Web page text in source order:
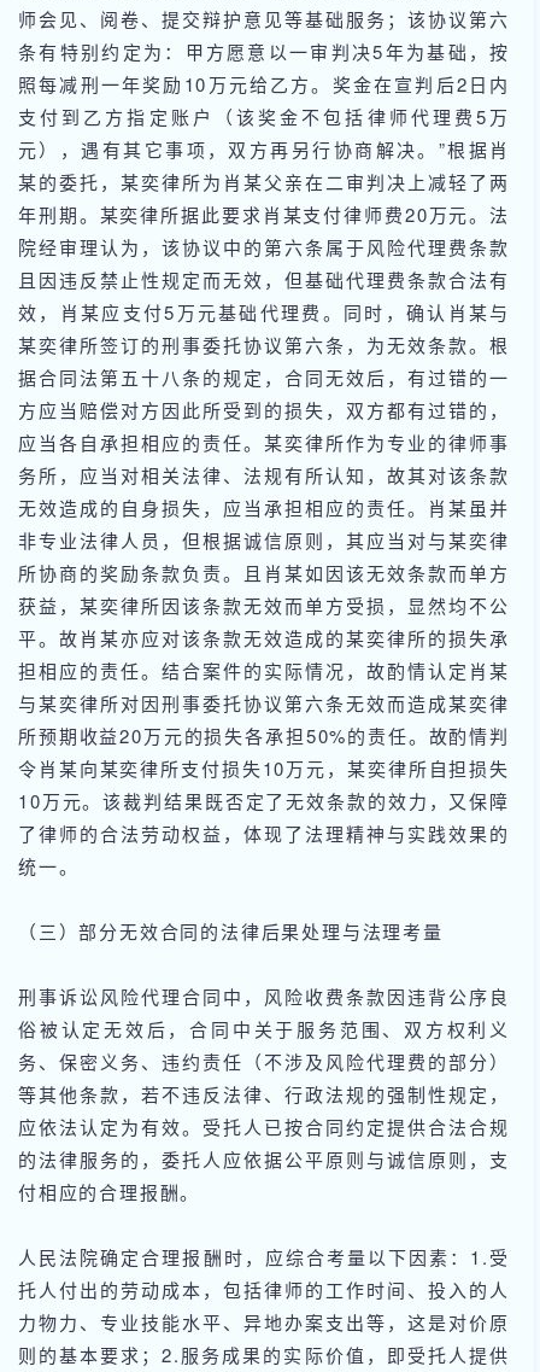
师会见、阅卷、提交辩护意见等基础服务；该协议第六
条有特别约定为：甲方愿意以一审判决5年为基础，按
照每减刑一年奖励10万元给乙方。奖金在宣判后2日内
支付到乙方指定账户（该奖金不包括律师代理费5万
元），遇有其它事项，双方再另行协商解决。”根据肖
某的委托，某奕律所为肖某父亲在二审判决上减轻了两
年刑期。某奕律所据此要求肖某支付律师费20万元。法
院经审理认为，该协议中的第六条属于风险代理费条款
且因违反禁止性规定而无效，但基础代理费条款合法有
效，肖某应支付5万元基础代理费。同时，确认肖某与
某奕律所签订的刑事委托协议第六条，为无效条款。根
据合同法第五十八条的规定，合同无效后，有过错的一
方应当赔偿对方因此所受到的损失，双方都有过错的，
应当各自承担相应的责任。某奕律所作为专业的律师事
务所，应当对相关法律、法规有所认知，故其对该条款
无效造成的自身损失，应当承担相应的责任。肖某虽并
非专业法律人员，但根据诚信原则，其应当对与某奕律
所协商的奖励条款负责。且肖某如因该无效条款而单方
获益，某奕律所因该条款无效而单方受损，显然均不公
平。故肖某亦应对该条款无效造成的某奕律所的损失承
担相应的责任。结合案件的实际情况，故酌情认定肖某
与某奕律所对因刑事委托协议第六条无效而造成某奕律
所预期收益20万元的损失各承担50%的责任。故酌情判
令肖某向某奕律所支付损失10万元，某奕律所自担损失
10万元。该裁判结果既否定了无效条款的效力，又保障
了律师的合法劳动权益，体现了法理精神与实践效果的
统一。
（三）部分无效合同的法律后果处理与法理考量
刑事诉讼风险代理合同中，风险收费条款因违背公序良
俗被认定无效后，合同中关于服务范围、双方权利义
务、保密义务、违约责任（不涉及风险代理费的部分）
等其他条款，若不违反法律、行政法规的强制性规定，
应依法认定为有效。受托人已按合同约定提供合法合规
的法律服务的，委托人应依据公平原则与诚信原则，支
付相应的合理报酬。
人民法院确定合理报酬时，应综合考量以下因素：1.受
托人付出的劳动成本，包括律师的工作时间、投入的人
力物力、专业技能水平、异地办案支出等，这是对价原
则的基本要求；2.服务成果的实际价值，即受托人提供